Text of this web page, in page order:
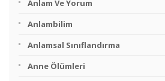
Anlam Ve Yorum
Anlambilim
Anlamsal Sınıflandırma
Anne Ölümleri